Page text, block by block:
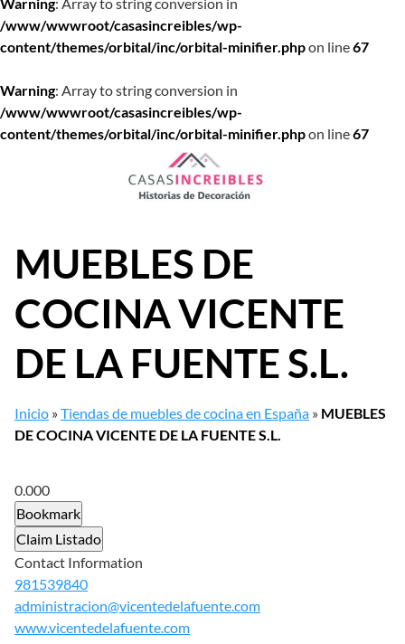
/www/wwwroot/casasincreibles/wp-
content/themes/orbital/inc/orbital-minifier.phpon line67
Warning: Array to string conversion in
/www/wwwroot/casasincreibles/wp-
content/themes/orbital/inc/orbital-minifier.phpon line67
MUEBLES DE
COCINA VICENTE
DE LA FUENTE S.L.
Inicio »Tiendas de muebles de cocina en España » MUEBLES
DE COCINA VICENTE DE LA FUENTE S.L.
0.000
Bookmark
Claim Listado
Contact Information
981539840
administracion@vicentedelafuente.com
www.vicentedelafuente.com